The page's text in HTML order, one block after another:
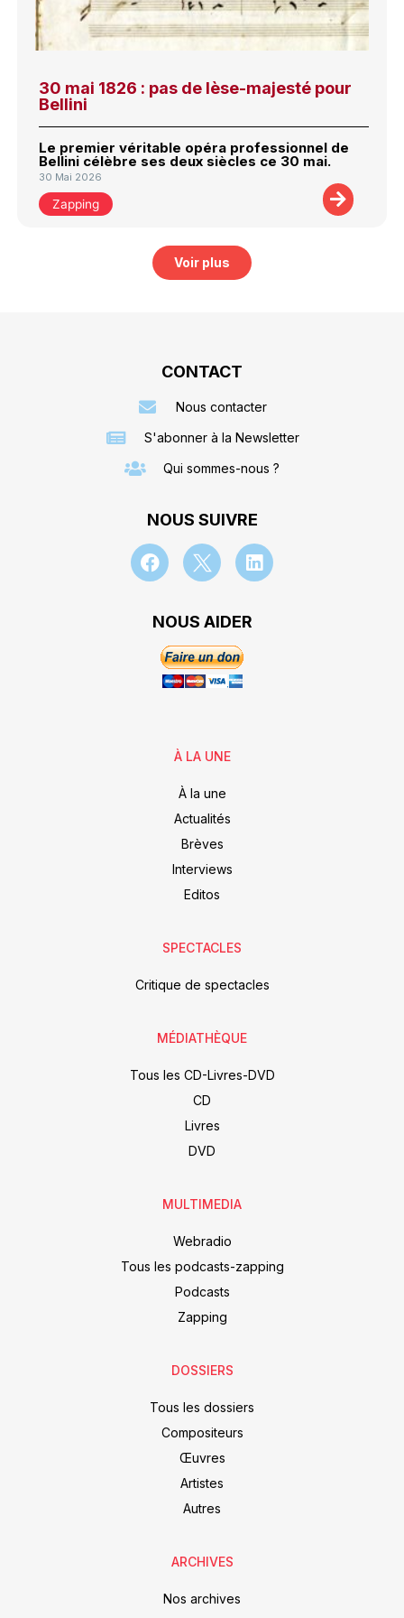
30 mai 1826 : pas de lèse-majesté pour
Bellini
Le premier véritable opéra professionnel de
Bellini célèbre ses deux siècles ce 30 mai.
30 Mai 2026
Zapping
Voir plus
CONTACT
Nous contacter
S'abonner à la Newsletter
Qui sommes-nous ?
NOUS SUIVRE
NOUS AIDER
À LA UNE
À la une
Actualités
Brèves
Interviews
Editos
SPECTACLES
Critique de spectacles
MÉDIATHÈQUE
Tous les CD-Livres-DVD
CD
Livres
DVD
MULTIMEDIA
Webradio
Tous les podcasts-zapping
Podcasts
Zapping
DOSSIERS
Tous les dossiers
Compositeurs
Œuvres
Artistes
Autres
ARCHIVES
Nos archives